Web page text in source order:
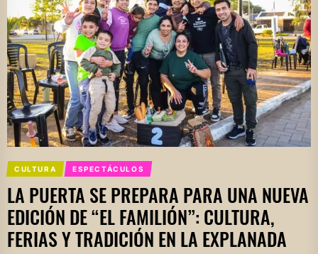
CULTURA ESPECTÁCULOS
LA PUERTA SE PREPARA PARA UNA NUEVA
EDICIÓN DE “EL FAMILIÓN”: CULTURA,
FERIAS Y TRADICIÓN EN LA EXPLANADA